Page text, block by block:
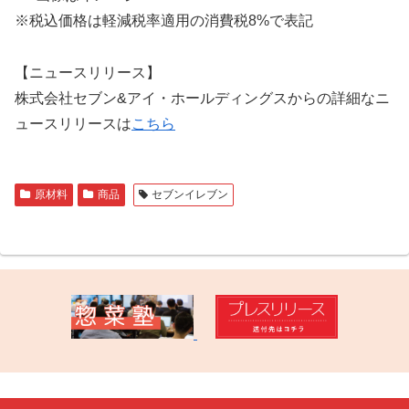
※税込価格は軽減税率適用の消費税8%で表記
【ニュースリリース】
株式会社セブン&アイ・ホールディングスからの詳細なニ
ュースリリースはこちら
原材料 商品 セブンイレブン